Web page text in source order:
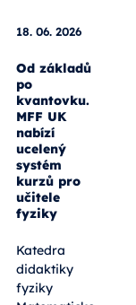
18. 06. 2026
Od základů
po
kvantovku.
MFF UK
nabízí
ucelený
systém
kurzů pro
učitele
fyziky
Katedra
didaktiky
fyziky